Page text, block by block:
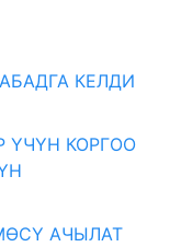
КЕЛДИ
ҮЧҮН КОРГОО
АЧЫЛАТ